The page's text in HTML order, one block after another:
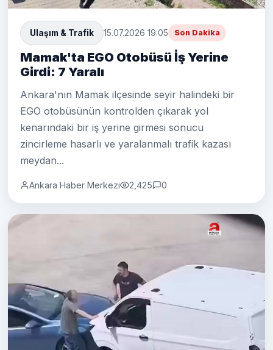
Ulaşım & Trafik 15.07.2026 19:05 Son Dakika
Mamak'ta EGO Otobüsü İş Yerine
Girdi: 7 Yaralı
Ankara'nın Mamak ilçesinde seyir halindeki bir
EGO otobüsünün kontrolden çıkarak yol
kenarındaki bir iş yerine girmesi sonucu
zincirleme hasarlı ve yaralanmalı trafik kazası
meydan...
Ankara Haber Merkezi 2,425 0